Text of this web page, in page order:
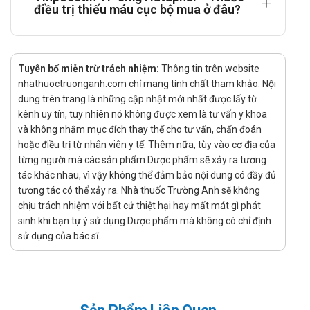
Tai: Điều trị bệnh giảm thính lực kiểu tiếp nhận, bệnh Ménière,
Cách dùng – liều dùng của Vinpocetin TP
Hướng dẫn sử dụng:
Liều dùng:
Liều thông thường: uống 5-10 mg/lần, 3 lần/ngày.
uống thuốc sau bữa ăn.
Không cần điều chỉnh liều ở những bệnh nhân mắc
bệnh gan, thận.
Thuốc dùng đường uống.
Quên liều:
Nếu đã quên liều hãy sử dụng ngay khi nhớ ra, không sử
điều trị thiếu máu cục bộ mua ở đâu?
Tuyên bố miễn trừ trách nhiệm: Thông tin trên website
nhathuoctruonganh.com chỉ mang tính chất tham khảo. Nội
dung trên trang là những cập nhật mới nhất được lấy từ
kênh uy tín, tuy nhiên nó không được xem là tư vấn y khoa
và không nhằm mục đích thay thế cho tư vấn, chẩn đoán
hoặc điều trị từ nhân viên y tế. Thêm nữa, tùy vào cơ địa của
từng người mà các sản phẩm Dược phẩm sẽ xảy ra tương
tác khác nhau, vì vậy không thể đảm bảo nội dung có đầy đủ
tương tác có thể xảy ra. Nhà thuốc Trường Anh sẽ không
chịu trách nhiệm với bất cứ thiệt hại hay mất mát gì phát
sinh khi bạn tự ý sử dụng Dược phẩm mà không có chỉ định
sử dụng của bác sĩ.